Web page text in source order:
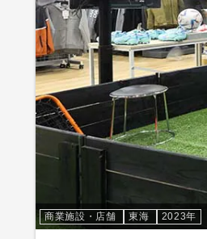
商業施設・店舗 東海 2023年